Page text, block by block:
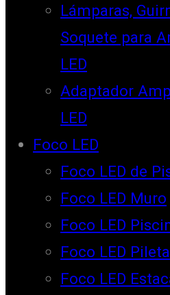
Lámparas,
Soquete para
LED
Adaptador
LED
Foco LED
Foco LED de
Foco LED Muro
Foco LED
Foco LED Pileta
Foco LED